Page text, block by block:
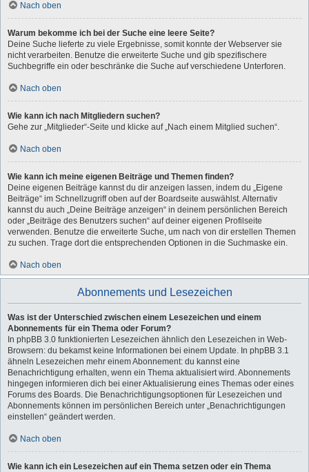
Nach oben
Warum bekomme ich bei der Suche eine leere Seite?
Deine Suche lieferte zu viele Ergebnisse, somit konnte der Webserver sie
nicht verarbeiten. Benutze die erweiterte Suche und gib spezifischere
Suchbegriffe ein oder beschränke die Suche auf verschiedene Unterforen.
Nach oben
Wie kann ich nach Mitgliedern suchen?
Gehe zur „Mitglieder“-Seite und klicke auf „Nach einem Mitglied suchen“.
Nach oben
Wie kann ich meine eigenen Beiträge und Themen finden?
Deine eigenen Beiträge kannst du dir anzeigen lassen, indem du „Eigene
Beiträge“ im Schnellzugriff oben auf der Boardseite auswählst. Alternativ
kannst du auch „Deine Beiträge anzeigen“ in deinem persönlichen Bereich
oder „Beiträge des Benutzers suchen“ auf deiner eigenen Profilseite
verwenden. Benutze die erweiterte Suche, um nach von dir erstellen Themen
zu suchen. Trage dort die entsprechenden Optionen in die Suchmaske ein.
Nach oben
Abonnements und Lesezeichen
Was ist der Unterschied zwischen einem Lesezeichen und einem
Abonnements für ein Thema oder Forum?
In phpBB 3.0 funktionierten Lesezeichen ähnlich den Lesezeichen in Web-
Browsern: du bekamst keine Informationen bei einem Update. In phpBB 3.1
ähneln Lesezeichen mehr einem Abonnement: du kannst eine
Benachrichtigung erhalten, wenn ein Thema aktualisiert wird. Abonnements
hingegen informieren dich bei einer Aktualisierung eines Themas oder eines
Forums des Boards. Die Benachrichtigungsoptionen für Lesezeichen und
Abonnements können im persönlichen Bereich unter „Benachrichtigungen
einstellen“ geändert werden.
Nach oben
Wie kann ich ein Lesezeichen auf ein Thema setzen oder ein Thema